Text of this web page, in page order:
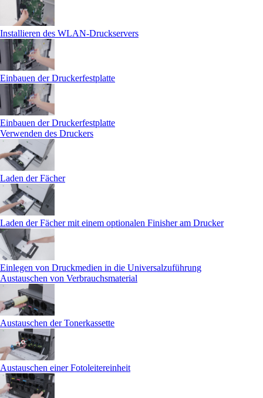
Installieren des WLAN-Druckservers
Einbauen der Druckerfestplatte
Einbauen der Druckerfestplatte
Verwenden des Druckers
Laden der Fächer
Laden der Fächer mit einem optionalen Finisher am Drucker
Einlegen von Druckmedien in die Universalzuführung
Austauschen von Verbrauchsmaterial
Austauschen der Tonerkassette
Austauschen einer Fotoleitereinheit